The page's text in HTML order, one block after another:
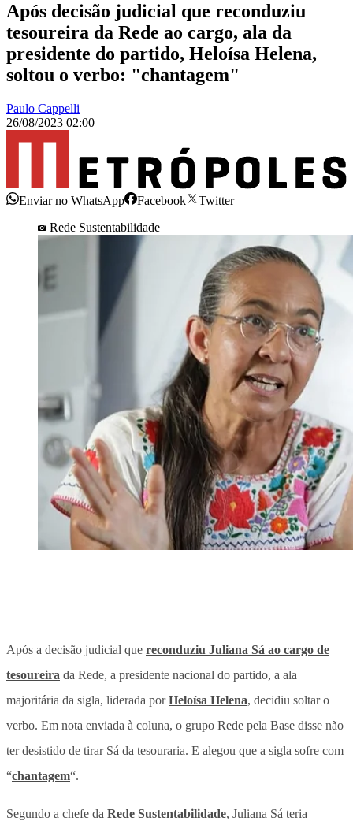
Após decisão judicial que reconduziu
tesoureira da Rede ao cargo, ala da
presidente do partido, Heloísa Helena,
soltou o verbo: "chantagem"
Paulo Cappelli
26/08/2023 02:00
Enviar no WhatsApp Facebook
Twitter
Rede Sustentabilidade
Após a decisão judicial que reconduziu Juliana Sá ao cargo de
tesoureira da Rede, a presidente nacional do partido, a ala
majoritária da sigla, liderada porHeloísa Helena, decidiu soltar o
verbo. Em nota enviada à coluna, o grupo Rede pela Base disse não
ter desistido de tirar Sá da tesouraria. E alegou que a sigla sofre com
“chantagem“.
Segundo a chefe da Rede Sustentabilidade, Juliana Sá teria